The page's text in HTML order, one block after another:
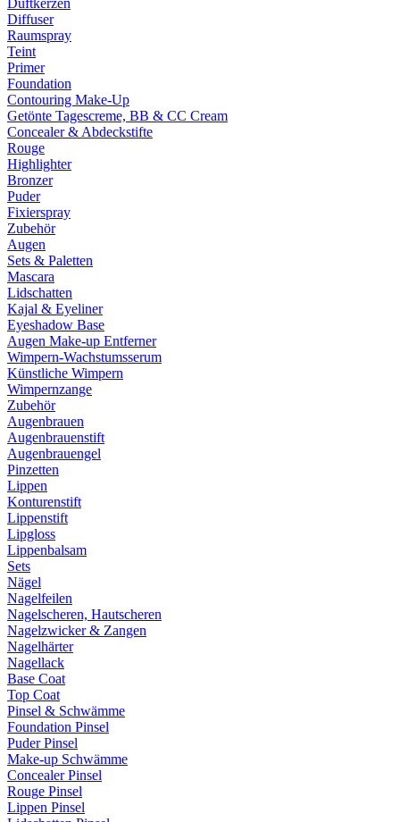
Duftkerzen
Diffuser
Raumspray
Teint
Primer
Foundation
Contouring Make-Up
Getönte Tagescreme, BB & CC Cream
Concealer & Abdeckstifte
Rouge
Highlighter
Bronzer
Puder
Fixierspray
Zubehör
Augen
Sets & Paletten
Mascara
Lidschatten
Kajal & Eyeliner
Eyeshadow Base
Augen Make-up Entferner
Wimpern-Wachstumsserum
Künstliche Wimpern
Wimpernzange
Zubehör
Augenbrauen
Augenbrauenstift
Augenbrauengel
Pinzetten
Lippen
Konturenstift
Lippenstift
Lipgloss
Lippenbalsam
Sets
Nägel
Nagelfeilen
Nagelscheren, Hautscheren
Nagelzwicker & Zangen
Nagelhärter
Nagellack
Base Coat
Top Coat
Pinsel & Schwämme
Foundation Pinsel
Puder Pinsel
Make-up Schwämme
Concealer Pinsel
Rouge Pinsel
Lippen Pinsel